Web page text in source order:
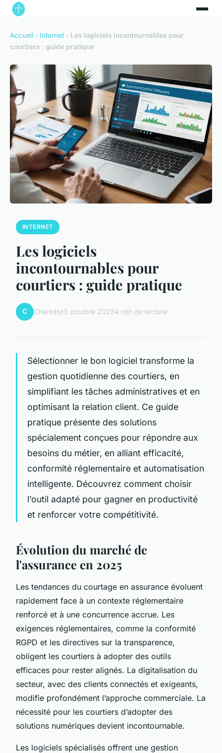
Accueil › Internet › Les logiciels incontournables pour
courtiers : guide pratique
INTERNET
Les logiciels
incontournables pour
courtiers : guide pratique
C Charlotte3 octobre 20254 min de lecture
Sélectionner le bon logiciel transforme la
gestion quotidienne des courtiers, en
simplifiant les tâches administratives et en
optimisant la relation client. Ce guide
pratique présente des solutions
spécialement conçues pour répondre aux
besoins du métier, en alliant efficacité,
conformité réglementaire et automatisation
intelligente. Découvrez comment choisir
l’outil adapté pour gagner en productivité
et renforcer votre compétitivité.
Évolution du marché de
l'assurance en 2025
Les tendances du courtage en assurance évoluent
rapidement face à un contexte réglementaire
renforcé et à une concurrence accrue. Les
exigences réglementaires, comme la conformité
RGPD et les directives sur la transparence,
obligent les courtiers à adopter des outils
efficaces pour rester alignés. La digitalisation du
secteur, avec des clients connectés et exigeants,
modifie profondément l’approche commerciale. La
nécessité pour les courtiers d’adopter des
solutions numériques devient incontournable.
Les logiciels spécialisés offrent une gestion